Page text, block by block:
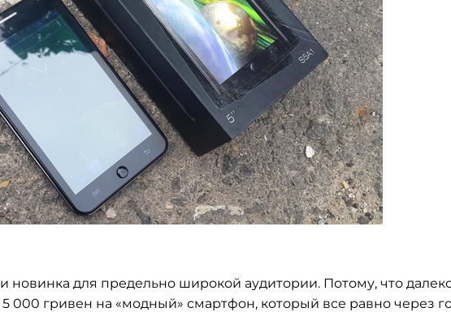
новинка для предельно широкой аудитории. Потому, что
000 гривен на «модный» смартфон, который все равно через